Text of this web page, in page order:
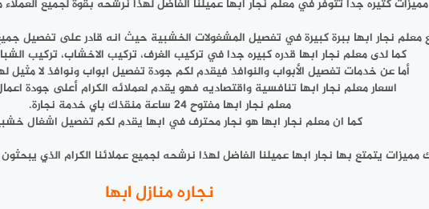
مميزات كثيره جدا تتوفر في معلم نجار ابها عميلنا الفاضل لهذا نرشحه بقوة لجميع
معلم نجار ابها ببرة كبيرة في تفصيل المشغولات الخشبية حيث انه قادر على تفصيل
كما لدى معلم نجار ابها قدره كبيره جدا في تركيب الغرف، تركيب الاخشاب، تركيب
أما عن خدمات تفصيل الأبواب والنوافذ فيقدم لكم جودة تفصيل ابواب ونوافذ لا مثيل
اسعار معلم نجار ابها تنافسية واقتصاديه فهو يقدم لعملائه الكرام أعلى جودة
معلم نجار ابها مفتوح 24 ساعة منقذك باي خدمة نجارة.
كما ان معلم نجار ابها هو نجار محترف في ابها يقدم لكم تفصيل اشغال
يتمتع بها نجار ابها عميلنا الفاضل لهذا نرشحه لجميع عملائنا الكرام الذي
نجاره منازل ابها